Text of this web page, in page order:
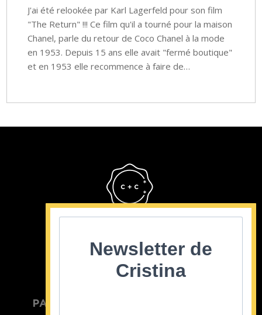
J'ai été relookée par Karl Lagerfeld pour son film
"The Return" !!! Ce film qu'il a tourné pour la maison
Chanel, parle du retour de Coco Chanel à la mode
en 1953. Depuis 15 ans elle avait "fermé boutique"
et en 1953 elle recommence à faire de…
PARTICULIER
Newsletter de
Cristina